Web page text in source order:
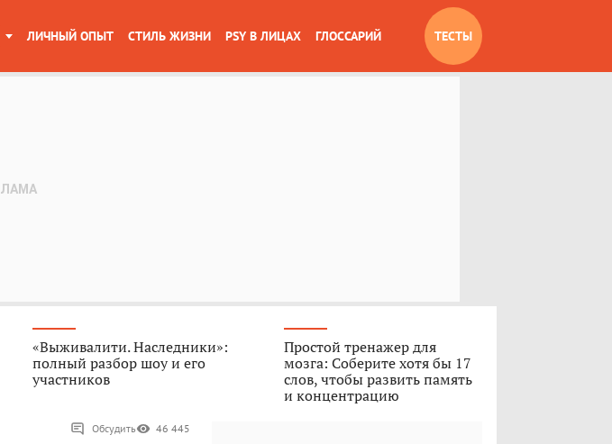
ЛИЧНЫЙ ОПЫТ СТИЛЬ ЖИЗНИ PSY В ЛИЦАХ ГЛОССАРИЙ ТЕСТЫ
«Выживалити. Наследники»:
полный разбор шоу и его
участников
Простой тренажер для
мозга: Соберите хотя бы 17
слов, чтобы развить память
и концентрацию
Обсудить 46 445